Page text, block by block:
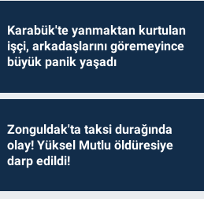
Karabük'te yanmaktan kurtulan
işçi, arkadaşlarını göremeyince
büyük panik yaşadı
Zonguldak'ta taksi durağında
olay! Yüksel Mutlu öldüresiye
darp edildi!